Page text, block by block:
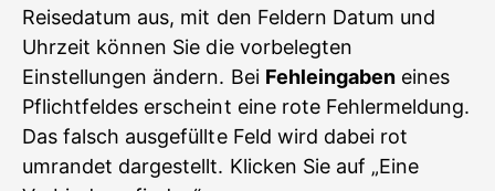
Reisedatum aus, mit den Feldern Datum und
Uhrzeit können Sie die vorbelegten
Einstellungen ändern. Bei Fehleingabeneines
Pflichtfeldes erscheint eine rote Fehlermeldung.
Das falsch ausgefüllte Feld wird dabei rot
umrandet dargestellt. Klicken Sie auf „Eine